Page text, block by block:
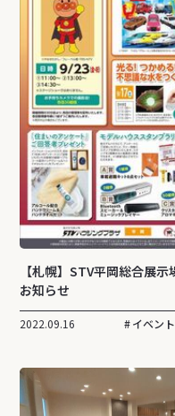
【札幌】STV平岡総合展
お知らせ
2022.09.16 イベン